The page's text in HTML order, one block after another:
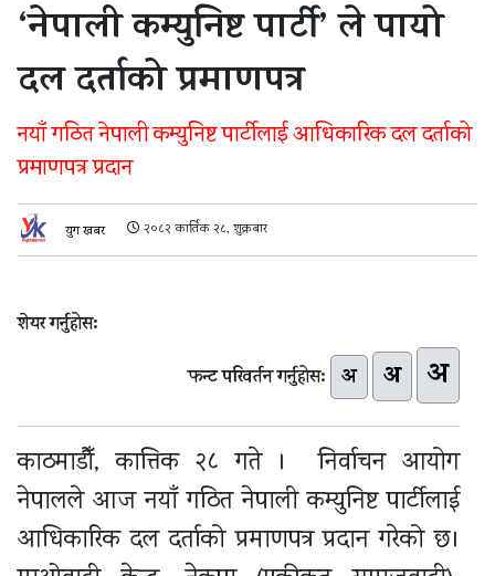
‘नेपाली कम्युनिष्ट पार्टी’ ले पायो
दल दर्ताको प्रमाणपत्र
नयाँ गठित नेपाली कम्युनिष्ट पार्टीलाई आधिकारिक दल दर्ताको
प्रमाणपत्र प्रदान
युग खबर २०८२ कार्तिक २८, शुक्रबार
शेयर गर्नुहोस:
फन्ट परिवर्तन गर्नुहोस: अ अ अ
काठमाडौँ, कात्तिक २८ गते । निर्वाचन आयोग
नेपालले आज नयाँ गठित नेपाली कम्युनिष्ट पार्टीलाई
आधिकारिक दल दर्ताको प्रमाणपत्र प्रदान गरेको छ।